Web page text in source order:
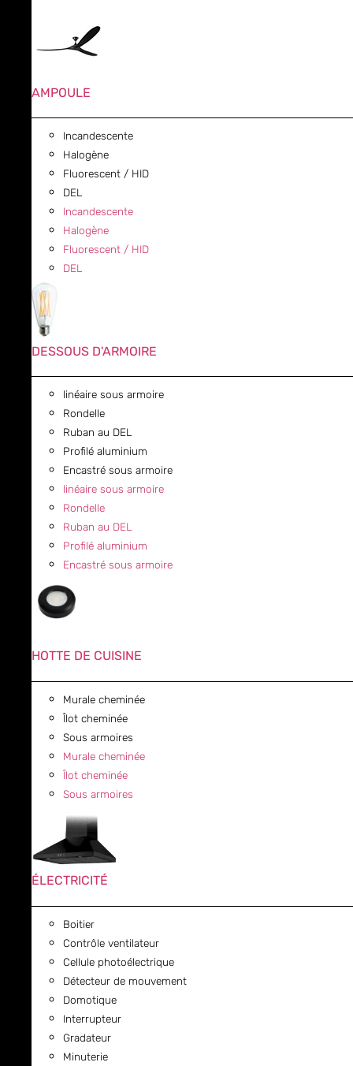
AMPOULE
Incandescente
Halogène
Fluorescent / HID
DEL
Incandescente
Halogène
Fluorescent / HID
DEL
DESSOUS D'ARMOIRE
linéaire sous armoire
Rondelle
Ruban au DEL
Profilé aluminium
Encastré sous armoire
linéaire sous armoire
Rondelle
Ruban au DEL
Profilé aluminium
Encastré sous armoire
HOTTE DE CUISINE
Murale cheminée
Îlot cheminée
Sous armoires
Murale cheminée
Îlot cheminée
Sous armoires
ÉLECTRICITÉ
Boitier
Contrôle ventilateur
Cellule photoélectrique
Détecteur de mouvement
Domotique
Interrupteur
Gradateur
Minuterie